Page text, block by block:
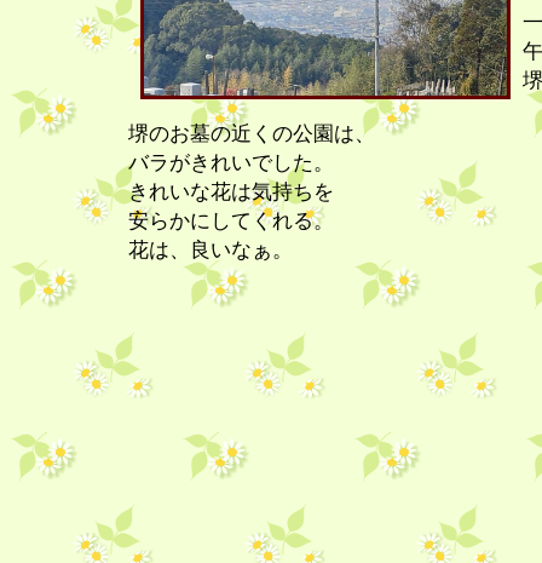
堺のお墓の近くの公園は、
バラがきれいでした。
きれいな花は気持ちを
安らかにしてくれる。
花は、良いなぁ。